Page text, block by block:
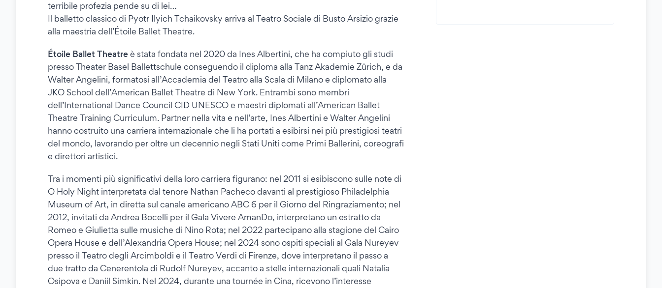
terribile profezia pende su di lei…
Il balletto classico di Pyotr Ilyich Tchaikovsky arriva al Teatro Sociale di Busto Arsizio grazie
alla maestria dell’Étoile Ballet Theatre.
Étoile Ballet Theatreè stata fondata nel 2020 da Ines Albertini, che ha compiuto gli studi
presso Theater Basel Ballettschule conseguendo il diploma alla Tanz Akademie Zürich, e da
Walter Angelini, formatosi all’Accademia del Teatro alla Scala di Milano e diplomato alla
JKO School dell’American Ballet Theatre di New York. Entrambi sono membri
dell’International Dance Council CID UNESCO e maestri diplomati all’American Ballet
Theatre Training Curriculum. Partner nella vita e nell’arte, Ines Albertini e Walter Angelini
hanno costruito una carriera internazionale che li ha portati a esibirsi nei più prestigiosi teatri
del mondo, lavorando per oltre un decennio negli Stati Uniti come Primi Ballerini, coreografi
e direttori artistici.
Tra i momenti più significativi della loro carriera figurano: nel 2011 si esibiscono sulle note di
O Holy Night interpretata dal tenore Nathan Pacheco davanti al prestigioso Philadelphia
Museum of Art, in diretta sul canale americano ABC 6 per il Giorno del Ringraziamento; nel
2012, invitati da Andrea Bocelli per il Gala Vivere AmanDo, interpretano un estratto da
Romeo e Giulietta sulle musiche di Nino Rota; nel 2022 partecipano alla stagione del Cairo
Opera House e dell’Alexandria Opera House; nel 2024 sono ospiti speciali al Gala Nureyev
presso il Teatro degli Arcimboldi e il Teatro Verdi di Firenze, dove interpretano il passo a
due tratto da Cenerentola di Rudolf Nureyev, accanto a stelle internazionali quali Natalia
Osipova e Daniil Simkin. Nel 2024, durante una tournée in Cina, ricevono l’interesse